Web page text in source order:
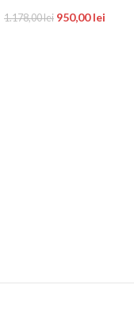
1.178,00lei 950,00lei